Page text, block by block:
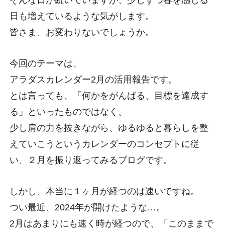
制作実績
マガジン
会社情報
採用情報
メンバー紹介お見積もりについてプライバシーポリシー
日も増えているような気がします。
皆さま、お変わりないでしょうか。
今回のテーマは、
アラダスカレンダー2月の活用報告です。
とは言っても、「何かをがんばる、目標を達成す
る」といったものではなく、
少し肩の力を抜きながら、ゆるゆると暮らしを整
えていこうというカレンダーのコンセプトに従
い、２月を振り返ってみるブログです。
しかし、本当に１ヶ月が経つのは速いですね。
つい最近、2024年が開けたような…。
2月はあまりにも速く時が経つので、「このままで